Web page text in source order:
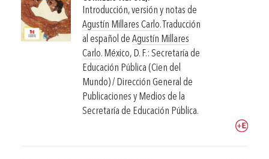
Introducción, versión y notas de
Agustín Millares Carlo. Traducción
al español de Agustín Millares
Carlo. México, D. F.: Secretaría de
Educación Pública (Cien del
Mundo) / Dirección General de
Publicaciones y Medios de la
Secretaría de Educación Pública.